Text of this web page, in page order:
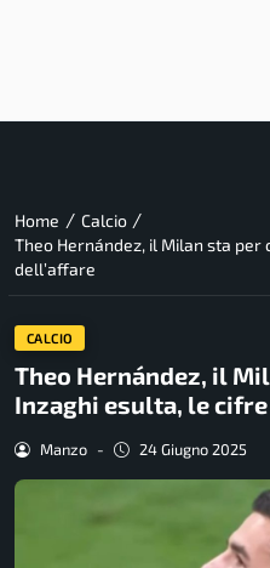
Home / Calcio /
Theo Hernández, il Milan sta
dell’affare
CALCIO
Theo Hernández, il
Inzaghi esulta, le
Manzo - 24 Giugno 2025